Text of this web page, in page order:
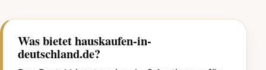
Was bietet hauskaufen-in-
deutschland.de?